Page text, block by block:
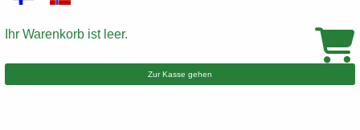
Warenkorb
Ihr Warenkorb ist leer.
Zur Kasse gehen